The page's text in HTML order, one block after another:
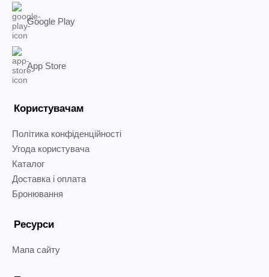
Google Play
App Store
Користувачам
Політика конфіденційності
Угода користувача
Каталог
Доставка і оплата
Бронювання
Ресурси
Мапа сайту